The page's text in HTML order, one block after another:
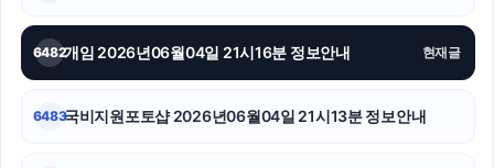
광고대행사
네이버 검색광고
6482개임 2026년06월04일 21시16분 정보안내 현재글
6483국비지원포토샵 2026년06월04일 21시13분 정보안내